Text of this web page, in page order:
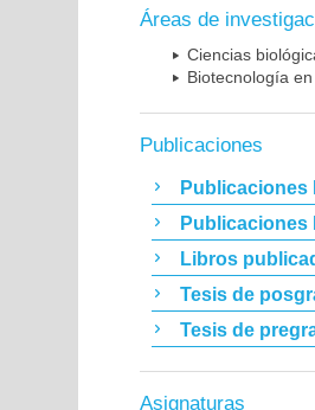
Áreas de
Ciencias
Biotecnología
Publicaciones
Publicaciones
Publicaciones
Libros
Tesis de
Tesis de
Asignaturas